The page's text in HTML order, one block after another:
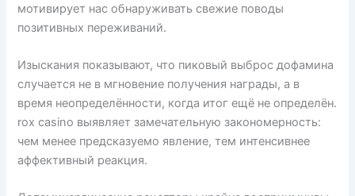
мотивирует нас обнаруживать свежие поводы
позитивных переживаний.
Изыскания показывают, что пиковый выброс дофамина
случается не в мгновение получения награды, а в
время неопределённости, когда итог ещё не определён.
rox casino выявляет замечательную закономерность:
чем менее предсказуемо явление, тем интенсивнее
аффективный реакция.